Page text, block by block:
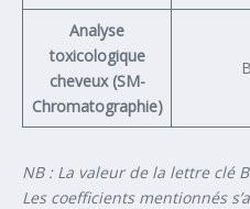
Analyse
toxicologique
cheveux (SM-
Chromatographie)
B
NB : La valeur de la lettre clé
Les coefficients mentionnés